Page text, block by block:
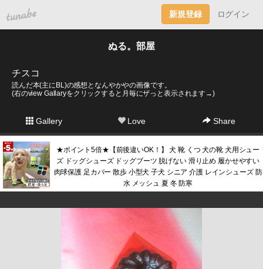
tuna.be 新規登録 ログイン
ぬる。部屋
チスコ
読んだ本(主にBL)の感想となんやかやの画像です。
(右のview Gallaryをクリックすると月毎にザっと表示されます→)
Gallery Love Share
★ポイント5倍★【前後違いOK！】 犬 靴 くつ 犬の靴 犬用シュー
ズ ドッグシューズ ドッグブーツ 脱げない 滑り止め 履かせやすい
肉球保護 足カバー 散歩 小型犬 子犬 シニア 介護 レインシューズ 防
水 メッシュ 夏 冬 防寒